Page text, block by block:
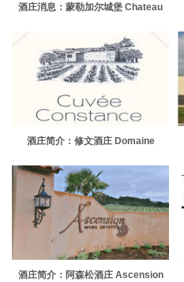
酒庄消息：蒙勒加尔城堡 Chateau
酒庄简介：修文酒庄 Domaine
酒庄简介：阿森松酒庄 Ascension